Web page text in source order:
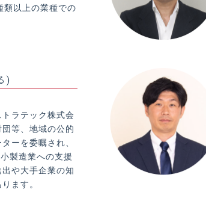
類以上の業種での
)
ラテック株式会
等、地域の公的
ーを委嘱され、
製造業への支援
や大手企業の知
ます。